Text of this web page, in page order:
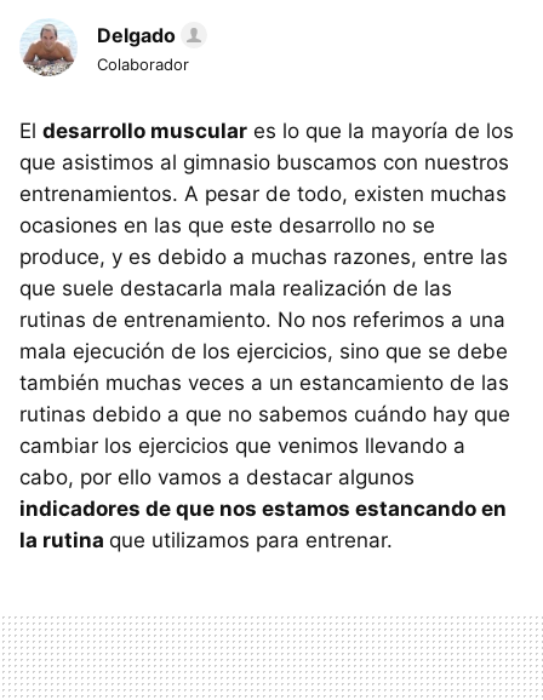
Delgado
Colaborador
El desarrollo muscular es lo que la mayoría de los
que asistimos al gimnasio buscamos con nuestros
entrenamientos. A pesar de todo, existen muchas
ocasiones en las que este desarrollo no se
produce, y es debido a muchas razones, entre las
que suele destacarla mala realización de las
rutinas de entrenamiento. No nos referimos a una
mala ejecución de los ejercicios, sino que se debe
también muchas veces a un estancamiento de las
rutinas debido a que no sabemos cuándo hay que
cambiar los ejercicios que venimos llevando a
cabo, por ello vamos a destacar algunos
indicadores de que nos estamos estancando en
la rutina que utilizamos para entrenar.